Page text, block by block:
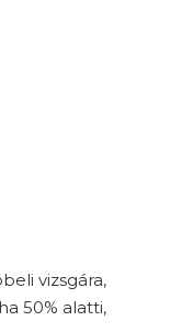
vizsgára,
50% alatti,